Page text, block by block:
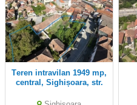
Teren intravilan 1949 mp,
central, Sighișoara, str.